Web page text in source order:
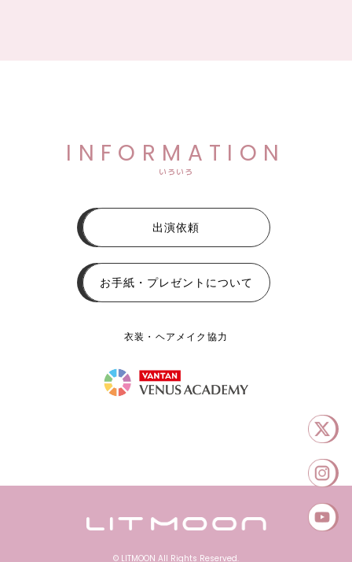
INFORMATION
いろいろ
出演依頼
お手紙・プレゼントについて
衣装・ヘアメイク協力
© LITMOON All Rights Reserved.